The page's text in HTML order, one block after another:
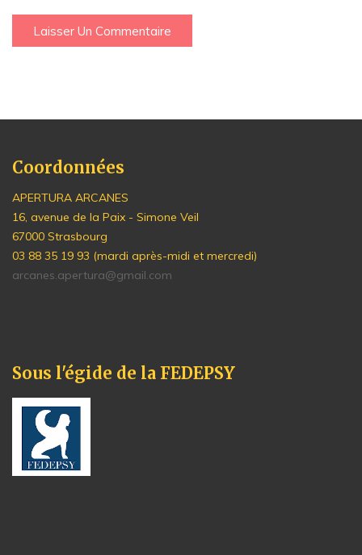
Coordonnées
APERTURA ARCANES
16, avenue de la Paix - Simone Veil
67000 Strasbourg
03 88 35 19 93 (mardi après-midi et mercredi)
arcanes.apertura@gmail.com
Sous l'égide de la FEDEPSY